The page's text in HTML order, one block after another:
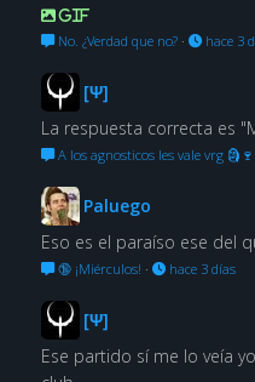
GIF
No. ¿Verdad que no?· hace 3
[Ψ]
La respuesta correcta es
A los agnosticos les vale vrg 🗿🍷
Paluego
Eso es el paraíso ese del
🔞 ¡Miérculos! · hace 3 días
[Ψ]
Ese partido sí me lo veía